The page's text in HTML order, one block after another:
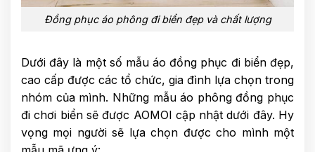
Đồng phục áo phông đi biển đẹp và chất lượng
Dưới đây là một số mẫu áo đồng phục đi biển đẹp,
cao cấp được các tổ chức, gia đình lựa chọn trong
nhóm của mình. Những mẫu áo phông đồng phục
đi chơi biển sẽ được AOMOI cập nhật dưới đây. Hy
vọng mọi người sẽ lựa chọn được cho mình một